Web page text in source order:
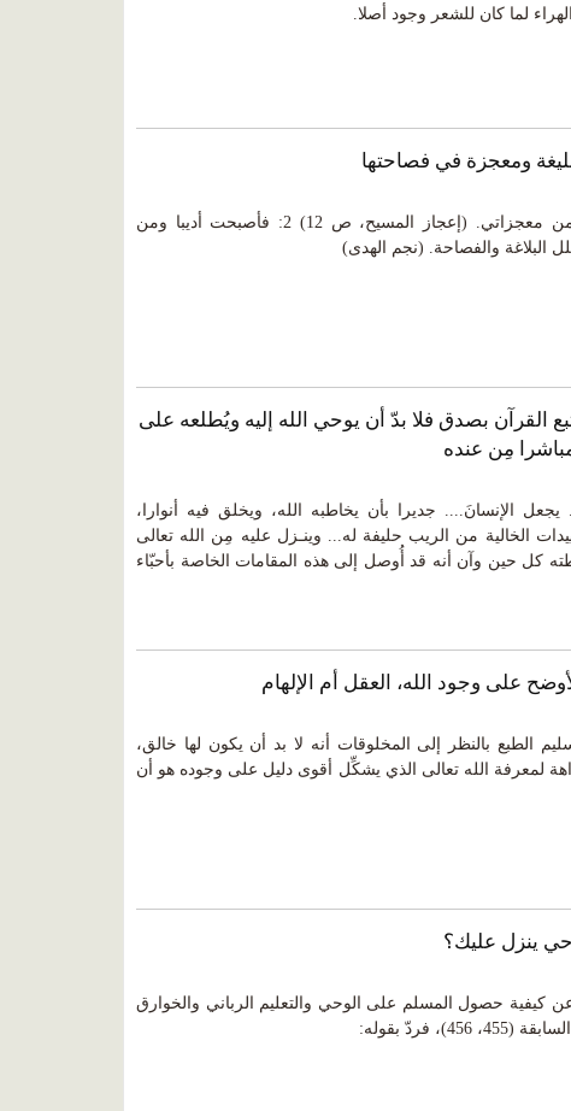
لما كان للشعر وجود أصلا.
يقول: 1: إن البيان والمعارف من معجزاتي. (إعجاز المسيح، ص 12) 2: فأصبحت أديبا ومن
البلاغة والفصاحة. (نجم الهدى)
من اتبع القرآن بصدق فلا بدّ أن يوحي الله إليه ويُطلعه على
مِن عنده
يجعل الإنسانَ.... جديرا بأن يخاطبه الله، ويخلق فيه أنوارا،
الخالية من الريب حليفة له... وينـزل عليه مِن الله تعالى
كل حين وآن أنه قد أُوصل إلى هذه المقامات الخاصة بأحبّاء
الطبع بالنظر إلى المخلوقات أنه لا بد أن يكون لها خالق،
لمعرفة الله تعالى الذي يشكِّل أقوى دليل على وجوده هو أن
كيفية حصول المسلم على الوحي والتعليم الرباني والخوارق
فردّ بقوله: